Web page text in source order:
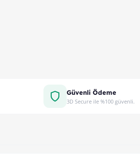
Güvenli Ödeme
3D Secure ile %100 güvenli.